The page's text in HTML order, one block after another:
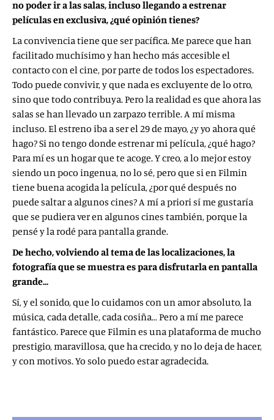
no poder ir a las salas, incluso llegando a estrenar
películas en exclusiva, ¿qué opinión tienes?
La convivencia tiene que ser pacífica. Me parece que han
facilitado muchísimo y han hecho más accesible el
contacto con el cine, por parte de todos los espectadores.
Todo puede convivir, y que nada es excluyente de lo otro,
sino que todo contribuya. Pero la realidad es que ahora las
salas se han llevado un zarpazo terrible. A mí misma
incluso. El estreno iba a ser el 29 de mayo, ¿y yo ahora qué
hago? Si no tengo donde estrenar mi película, ¿qué hago?
Para mí es un hogar que te acoge. Y creo, a lo mejor estoy
siendo un poco ingenua, no lo sé, pero que si en Filmin
tiene buena acogida la película, ¿por qué después no
puede saltar a algunos cines? A mí a priori sí me gustaría
que se pudiera ver en algunos cines también, porque la
pensé y la rodé para pantalla grande.
De hecho, volviendo al tema de las localizaciones, la
fotografía que se muestra es para disfrutarla en pantalla
grande…
Sí, y el sonido, que lo cuidamos con un amor absoluto, la
música, cada detalle, cada cosiña… Pero a mí me parece
fantástico. Parece que Filmin es una plataforma de mucho
prestigio, maravillosa, que ha crecido, y no lo deja de hacer,
y con motivos. Yo solo puedo estar agradecida.